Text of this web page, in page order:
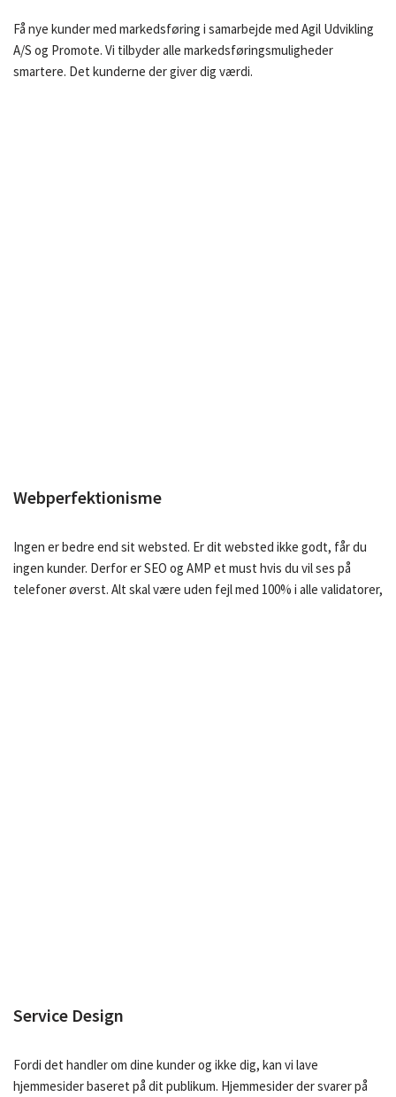
Få nye kunder med markedsføring i samarbejde med Agil Udvikling
A/S og Promote. Vi tilbyder alle markedsføringsmuligheder
smartere. Det kunderne der giver dig værdi.
Webperfektionisme
Ingen er bedre end sit websted. Er dit websted ikke godt, får du
ingen kunder. Derfor er SEO og AMP et must hvis du vil ses på
telefoner øverst. Alt skal være uden fejl med 100% i alle validatorer,
Service Design
Fordi det handler om dine kunder og ikke dig, kan vi lave
hjemmesider baseret på dit publikum. Hjemmesider der svarer på